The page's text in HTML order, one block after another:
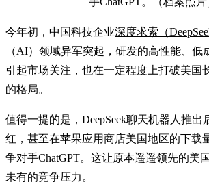
今年初，中国科技企业深度求索（
（AI）领域异军突起，研发的高性能、低
引起市场关注，也在一定程度上打破美国
的格局。
值得一提的是，DeepSeek聊天机器人推出
红，甚至在苹果应用商店美国地区的下载
争对手ChatGPT。这让原本遥遥领先的美
未有的竞争压力。